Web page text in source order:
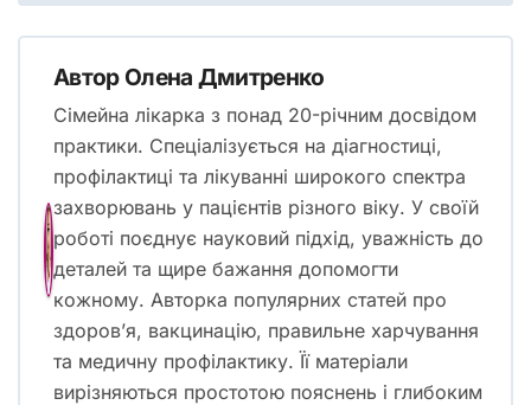
Автор Олена Дмитренко
Сімейна лікарка з понад 20-річним досвідом
практики. Спеціалізується на діагностиці,
профілактиці та лікуванні широкого спектра
захворювань у пацієнтів різного віку. У своїй
роботі поєднує науковий підхід, уважність до
деталей та щире бажання допомогти
кожному. Авторка популярних статей про
здоров’я, вакцинацію, правильне харчування
та медичну профілактику. Її матеріали
вирізняються простотою пояснень і глибоким